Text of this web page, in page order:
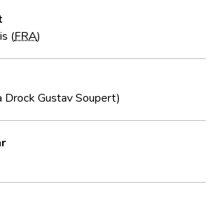
(FRA)
Drock Gustav Soupert)